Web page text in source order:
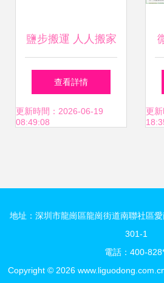
鹽步搬運 人人搬家
在線咨詢
查看詳情
更新時間：2026-06-19
08:49:08
更
地址：深圳市龍崗區龍崗街道南聯社區
301-1
電話：400-
Copyright © 2026